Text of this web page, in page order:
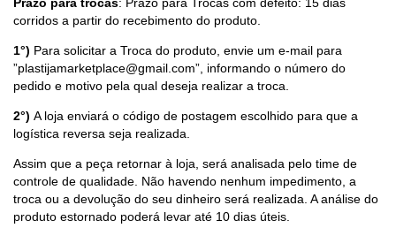
corridos a partir do recebimento do produto.
1°) Para solicitar a Troca do produto, envie um e-mail para
”plastijamarketplace@gmail.com”, informando o número do
pedido e motivo pela qual deseja realizar a troca.
2°) A loja enviará o código de postagem escolhido para que a
logística reversa seja realizada.
Assim que a peça retornar à loja, será analisada pelo time de
controle de qualidade. Não havendo nenhum impedimento, a
troca ou a devolução do seu dinheiro será realizada. A análise do
produto estornado poderá levar até 10 dias úteis.